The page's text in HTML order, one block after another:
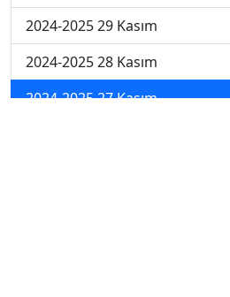
2024-2025 29 Kasım
2024-2025 28 Kasım
2024-2025 27 Kasım